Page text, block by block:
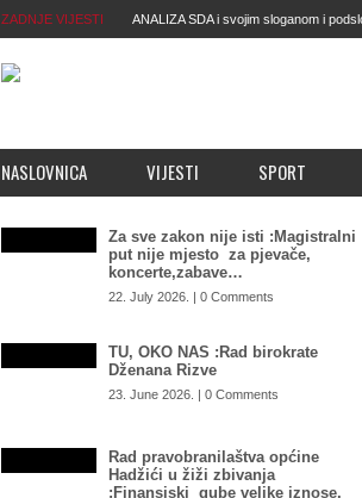
ZADNJE VIJESTI ANALIZA SDA i svojim sloganom i
NASLOVNICA VIJESTI SPORT
Za sve zakon nije isti :Magistralni
put nije mjesto za pjevače,
koncerte,zabave…
22. July 2026. | 0 Comments
TU, OKO NAS :Rad birokrate
Dženana Rizve
23. June 2026. | 0 Comments
Rad pravobranilaštva općine
Hadžići u žiži zbivanja
:Finansiski gube velike iznose,